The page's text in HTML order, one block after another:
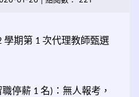
學期第 1 次代理教師甄選
職停薪 1 名) ：無人報考，